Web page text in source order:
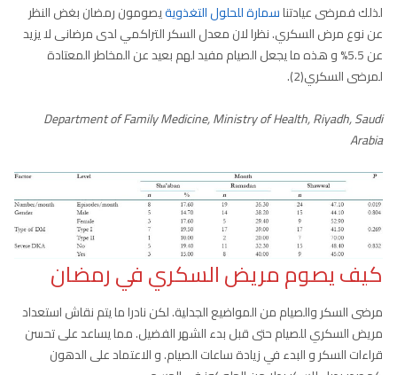
لذلك فمرضى عيادتناسمارة للحلول التغذويةيصومون رمضان بغض النظر
عن نوع مرض السكري. نظرا لان معدل السكر التراكمي لدى مرضانى لا يزيد
عن 5.5% و هذه ما يجعل الصيام مفيد لهم بعيد عن المخاطر المعتادة
لمرضى السكري(2).
Department of Family Medicine, Ministry of Health, Riyadh, Saudi
Arabia
كيف يصوم مريض السكري في رمضان
مرضى السكر والصيام من المواضيع الجدلية. لكن نادرا ما يتم نقاش استعداد
مريض السكري للصيام حتى قبل بدء الشهر الفضيل. مما يساعد على تحسن
قراءات السكر و البدء في زيادة ساعات الصيام. و الاعتماد على الدهون